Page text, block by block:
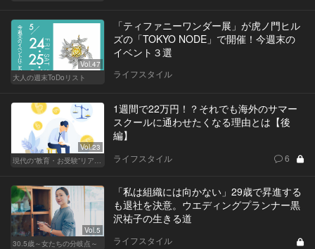
Vol.47
大人の週末ToDoリスト
「ティファニーワンダー展」が虎ノ門ヒル
ズの「TOKYO NODE」で開催！今週末の
イベント３選
ライフスタイル
Vol.23
1週間で22万円！？それでも海外のサマー
スクールに通わせたくなる理由とは【後
編】
ライフスタイル 6
Vol.5
30.5歳～女たちの分岐点～
「私は組織には向かない」29歳で昇進する
も退社を決意。ウエディングプランナー黒
沢祐子の生きる道
ライフスタイル